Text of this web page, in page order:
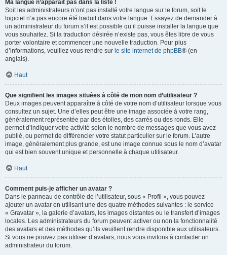
Ma langue n’apparaît pas dans la liste !
Soit les administrateurs n’ont pas installé votre langue sur le forum, soit le
logiciel n’a pas encore été traduit dans votre langue. Essayez de demander à
un administrateur du forum s’il est possible qu’il puisse installer la langue que
vous souhaitez. Si la traduction désirée n’existe pas, vous êtes libre de vous
porter volontaire et commencer une nouvelle traduction. Pour plus
d’informations, veuillez vous rendre sur le site internet de phpBB® (en
anglais).
Haut
Que signifient les images situées à côté de mon nom d’utilisateur ?
Deux images peuvent apparaître à côté de votre nom d’utilisateur lorsque vous
consultez un sujet. Une d’elles peut être une image associée à votre rang,
généralement représentée par des étoiles, des carrés ou des ronds. Elle
permet d’indiquer votre activité selon le nombre de messages que vous avez
publié, ou permet de différencier votre statut particulier sur le forum. L’autre
image, généralement plus grande, est une image connue sous le nom d’avatar
qui est bien souvent unique et personnelle à chaque utilisateur.
Haut
Comment puis-je afficher un avatar ?
Dans le panneau de contrôle de l’utilisateur, sous « Profil », vous pouvez
ajouter un avatar en utilisant une des quatre méthodes suivantes : le service
« Gravatar », la galerie d’avatars, les images distantes ou le transfert d’images
locales. Les administrateurs du forum peuvent activer ou non la fonctionnalité
des avatars et des méthodes qu’ils veuillent rendre disponible aux utilisateurs.
Si vous ne pouvez pas utiliser d’avatars, nous vous invitons à contacter un
administrateur du forum.